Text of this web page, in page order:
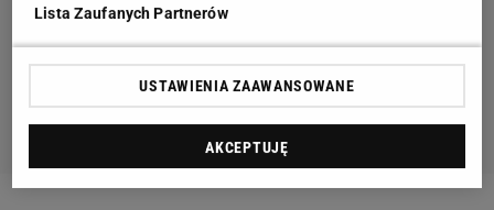
Lista Zaufanych Partnerów
USTAWIENIA ZAAWANSOWANE
AKCEPTUJĘ